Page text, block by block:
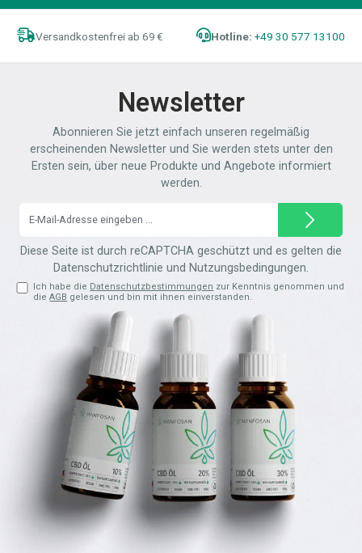
Versandkostenfrei ab 69 € Hotline: +49 30 577 13100
Newsletter
Abonnieren Sie jetzt einfach unseren regelmäßig
erscheinenden Newsletter und Sie werden stets unter den
Ersten sein, über neue Produkte und Angebote informiert
werden.
Mail-
Adresse*
Diese Seite ist durch reCAPTCHA geschützt und es gelten die
Datenschutzrichtlinie und Nutzungsbedingungen.
Ich habe die Datenschutzbestimmungen zur Kenntnis genommen und
dieAGB gelesen und bin mit ihnen einverstanden.